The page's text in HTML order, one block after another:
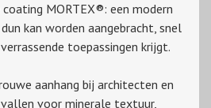
MORTEX®: een modern
kan worden aangebracht, snel
toepassingen krijgt.
aanhang bij architecten en
voor minerale textuur,